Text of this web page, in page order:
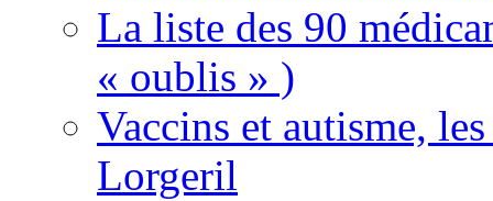
La liste des 90
« oublis » )
Vaccins et autisme,
Lorgeril